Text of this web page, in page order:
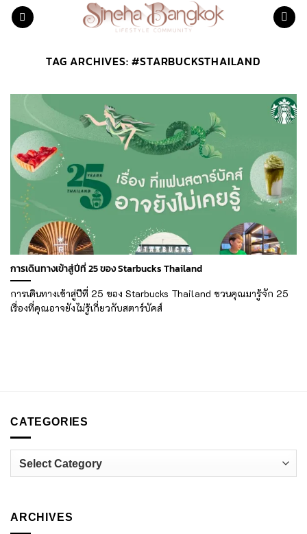
Skip
TAG ARCHIVES:#STARBUCKSTHAILAND
การเดินทางเข้าสู่ปีที่ 25 ของ Starbucks Thailand
การเดินทางเข้าสู่ปีที่ 25 ของ Starbucks Thailand ชวนคุณมารู้จัก 25
เรื่องที่คุณอาจยังไม่รู้เกี่ยวกับสตาร์บัคส์
CATEGORIES
Categories
ARCHIVES